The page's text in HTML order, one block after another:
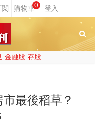
0
金融股 存股
最後稻草？